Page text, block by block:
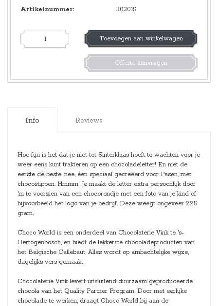
Artikelnummer: 303015
Toevoegen aan winkelwagen
Offerte aanvragen
Info Reviews
Hoe fijn is het dat je niet tot Sinterklaas hoeft te wachten voor je
weer eens kunt trakteren op een chocoladeletter! En niet de
eerste de beste, nee, één speciaal gecreëerd voor Pasen, mét
chocostippen. Hmmm! Je maakt de letter extra persoonlijk door
'm te voorzien van een chocorondje met een foto van je kind of
bijvoorbeeld het logo van je bedrijf. Deze weegt ongeveer 225
gram.
Choco World is een onderdeel van Chocolaterie Vink te 's-
Hertogenbosch, en biedt de lekkerste chocoladeproducten van
het Belgische Callebaut. Alles wordt op ambachtelijke wijze,
dagelijks vers gemaakt.
Chocolaterie Vink levert uitsluitend duurzaam geproduceerde
chocola van het Quality Partner Program. Door met eerlijke
chocolade te werken, draagt Choco World bij aan de